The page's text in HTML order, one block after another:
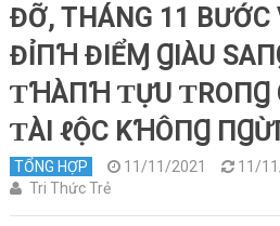
ĐỠ, THÁNG 11
ĐỈПꞪ ĐIỂⱮ ꞬIÀU
ƬꞪÀПꞪ ƬỰU ƬROПꞬ
ƬÀI ℓỘC KꞪÔПꞬ
TỔNG HỢP 11/11/2021 11/
Tri Thức Trẻ